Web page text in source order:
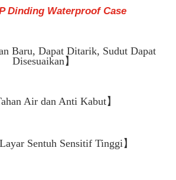
Dinding Waterproof Case
Baru, Dapat Ditarik, Sudut Dapat
Disesuaikan】
Air dan Anti Kabut】
Sentuh Sensitif Tinggi】